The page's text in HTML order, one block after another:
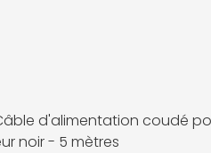
d'alimentation coudé
noir - 5 mètres